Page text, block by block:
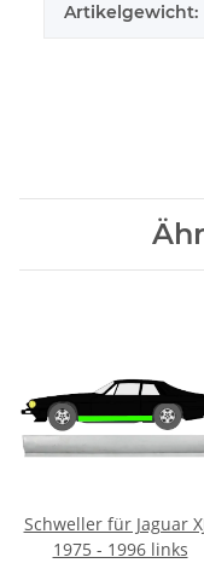
Artikelgewicht:
Schweller für Jaguar
1975 - 1996 links